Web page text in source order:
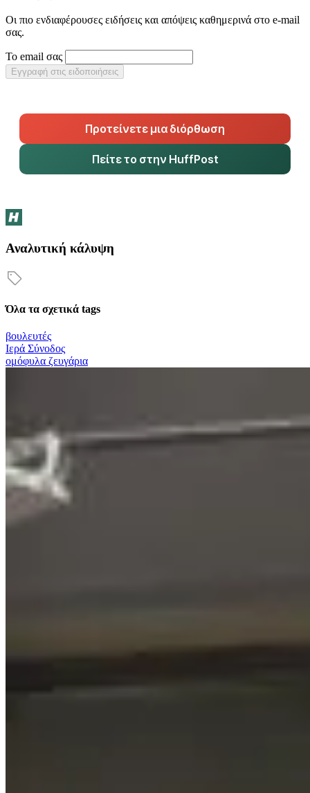
Οι πιο ενδιαφέρουσες ειδήσεις και απόψεις καθημερινά στο e-mail
σας.
Το email σας
Εγγραφή στις ειδοποιήσεις
Προτείνετε μια διόρθωση
Πείτε το στην HuffPost
Αναλυτική κάλυψη
Όλα τα σχετικά tags
βουλευτές
Ιερά Σύνοδος
ομόφυλα ζευγάρια